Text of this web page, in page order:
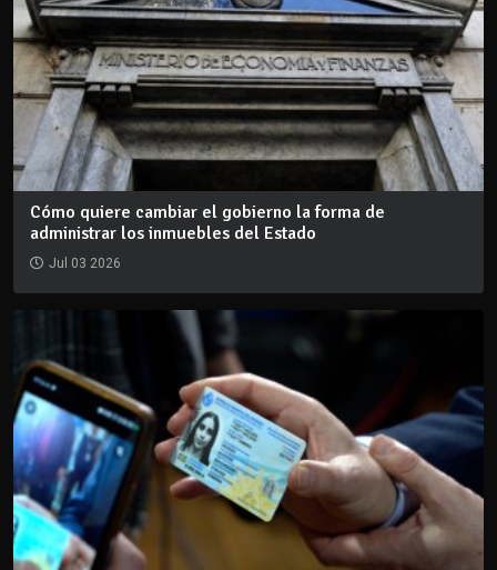
Cómo quiere cambiar el gobierno la forma de
administrar los inmuebles del Estado
Jul 03 2026